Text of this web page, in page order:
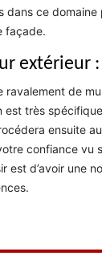
dans ce
façade.
extérieur
ravalement de
très
ensuite
confiance vu
est d’avoir une